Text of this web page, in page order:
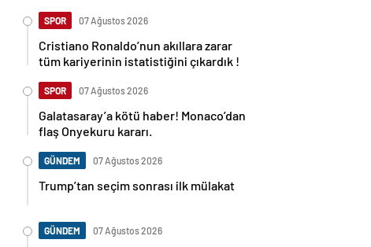
SPOR 07 Ağustos 2026
Cristiano Ronaldo’nun akıllara zarar
tüm kariyerinin istatistiğini çıkardık !
SPOR 07 Ağustos 2026
Galatasaray’a kötü haber! Monaco’dan
flaş Onyekuru kararı.
GÜNDEM 07 Ağustos 2026
Trump’tan seçim sonrası ilk mülakat
GÜNDEM 07 Ağustos 2026